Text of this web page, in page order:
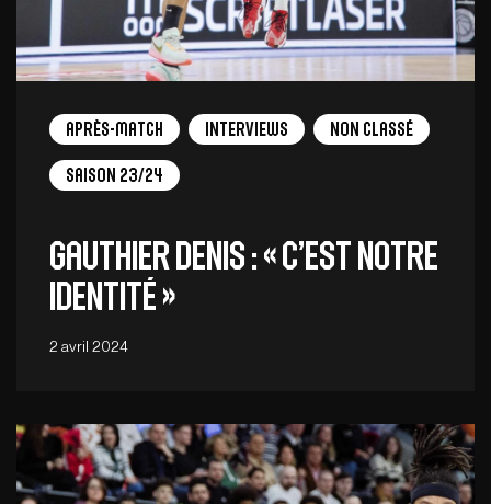
Après-match Interviews Non Classé
Saison 23/24
Gauthier Denis : « C’est notre
identité »
2 avril 2024